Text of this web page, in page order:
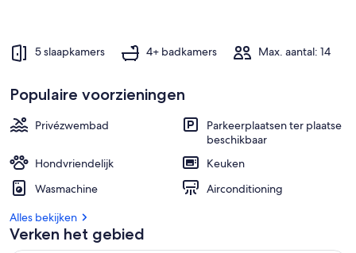
5 slaapkamers 4+ badkamers Max. aantal: 14
Populaire voorzieningen
Privézwembad
Parkeerplaatsen ter plaatse
beschikbaar
Hondvriendelijk
Keuken
Wasmachine
Airconditioning
Alles bekijken
Verken het gebied